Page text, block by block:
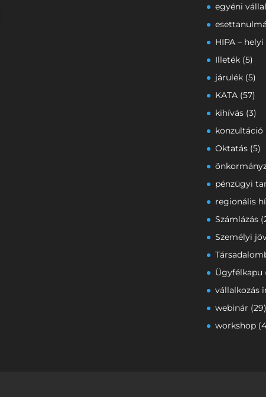
egyéni
HIPA –
Illeték (5)
járulék (5)
KATA (57)
kihívás (3)
konzultáció
Oktatás (5)
pénzügyi
regionális
Számlázás
Személyi
Ügyfélkapu
vállalkozás
webinár (29)
workshop